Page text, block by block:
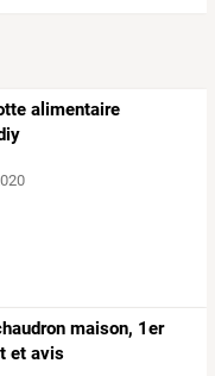
alimentaire
maison, 1er
et avis